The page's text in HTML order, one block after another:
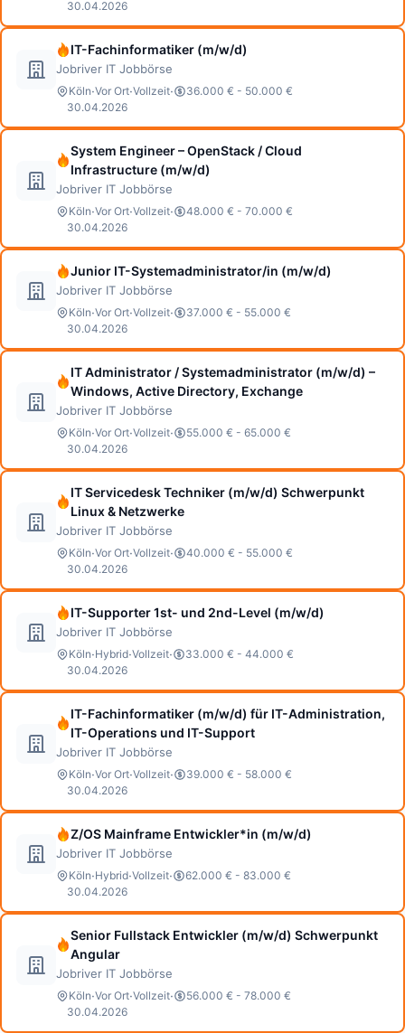
30.04.2026
IT-Fachinformatiker (m/w/d)
Jobriver IT Jobbörse
Köln·Vor Ort·Vollzeit·
36.000 € - 50.000 €
30.04.2026
System Engineer – OpenStack / Cloud
Infrastructure (m/w/d)
Jobriver IT Jobbörse
Köln·Vor Ort·Vollzeit·
48.000 € - 70.000 €
30.04.2026
Junior IT-Systemadministrator/in (m/w/d)
Jobriver IT Jobbörse
Köln·Vor Ort·Vollzeit·
37.000 € - 55.000 €
30.04.2026
IT Administrator / Systemadministrator (m/w/d) –
Windows, Active Directory, Exchange
Jobriver IT Jobbörse
Köln·Vor Ort·Vollzeit·
55.000 € - 65.000 €
30.04.2026
IT Servicedesk Techniker (m/w/d) Schwerpunkt
Linux & Netzwerke
Jobriver IT Jobbörse
Köln·Vor Ort·Vollzeit·
40.000 € - 55.000 €
30.04.2026
IT-Supporter 1st- und 2nd-Level (m/w/d)
Jobriver IT Jobbörse
Köln·Hybrid·Vollzeit·
33.000 € - 44.000 €
30.04.2026
IT-Fachinformatiker (m/w/d) für IT-Administration,
IT-Operations und IT-Support
Jobriver IT Jobbörse
Köln·Vor Ort·Vollzeit·
39.000 € - 58.000 €
30.04.2026
Z/OS Mainframe Entwickler*in (m/w/d)
Jobriver IT Jobbörse
Köln·Hybrid·Vollzeit·
62.000 € - 83.000 €
30.04.2026
Senior Fullstack Entwickler (m/w/d) Schwerpunkt
Angular
Jobriver IT Jobbörse
Köln·Vor Ort·Vollzeit·
56.000 € - 78.000 €
30.04.2026